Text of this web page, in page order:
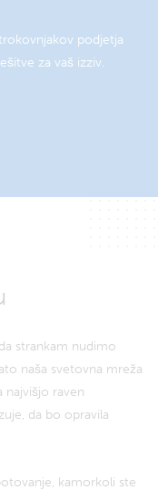
podjetja
za vaš izziv.
strankam nudimo
naša svetovna mreža
raven
da bo opravila
kamorkoli ste